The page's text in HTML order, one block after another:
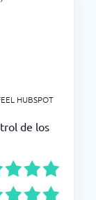
HUBSPOT
de los